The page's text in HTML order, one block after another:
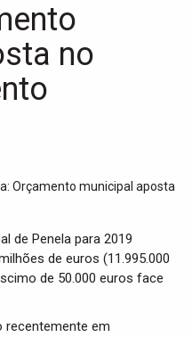
i
no
de Penela para 2019
de euros (11.995.000
de 50.000 euros face
recentemente em